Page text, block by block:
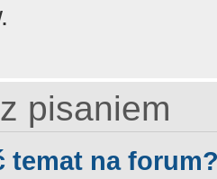
pisaniem
temat na